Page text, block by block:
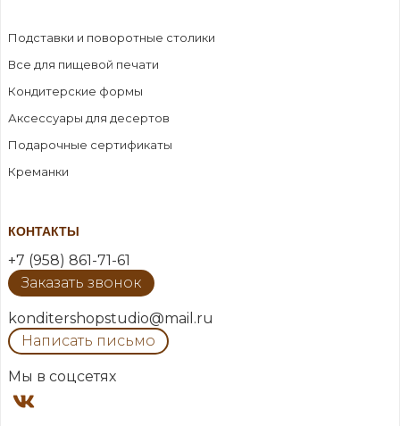
Подставки и поворотные столики
Все для пищевой печати
Кондитерские формы
Аксессуары для десертов
Подарочные сертификаты
Креманки
КОНТАКТЫ
+7 (958) 861-71-61
Заказать звонок
konditershopstudio@mail.ru
Написать письмо
Мы в соцсетях